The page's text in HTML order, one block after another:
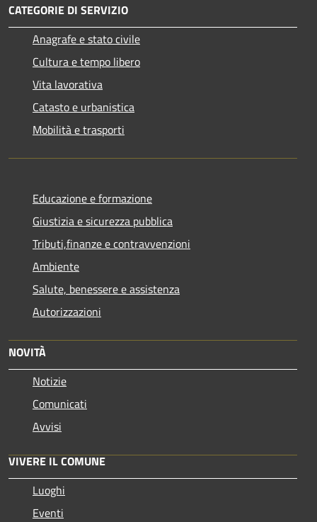
CATEGORIE DI SERVIZIO
Anagrafe e stato civile
Cultura e tempo libero
Vita lavorativa
Catasto e urbanistica
Mobilità e trasporti
Educazione e formazione
Giustizia e sicurezza pubblica
Tributi,finanze e contravvenzioni
Ambiente
Salute, benessere e assistenza
Autorizzazioni
NOVITÀ
Notizie
Comunicati
Avvisi
VIVERE IL COMUNE
Luoghi
Eventi